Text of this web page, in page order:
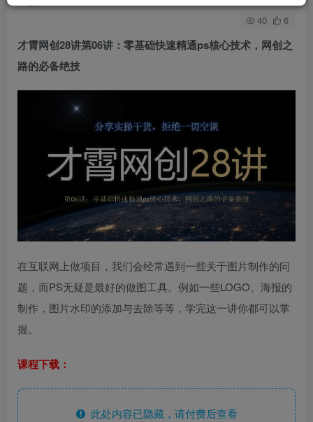
40 6
才霄网创28讲第06讲：零基础快速精通ps核心技术，网创之
路的必备绝技
在互联网上做项目，我们会经常遇到一些关于图片制作的问
题，而PS无疑是最好的做图工具。例如一些LOGO、海报的
制作，图片水印的添加与去除等等，学完这一讲你都可以掌
握。
课程下载：
此处内容已隐藏，请付费后查看